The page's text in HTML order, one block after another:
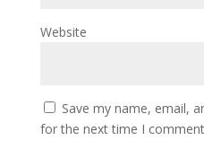
Website
Save my name, email,
for the next time I